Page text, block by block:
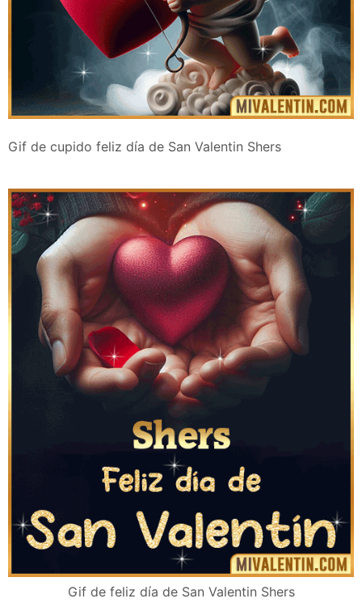
Gif de cupido feliz día de San Valentin Shers
Gif de feliz día de San Valentin Shers